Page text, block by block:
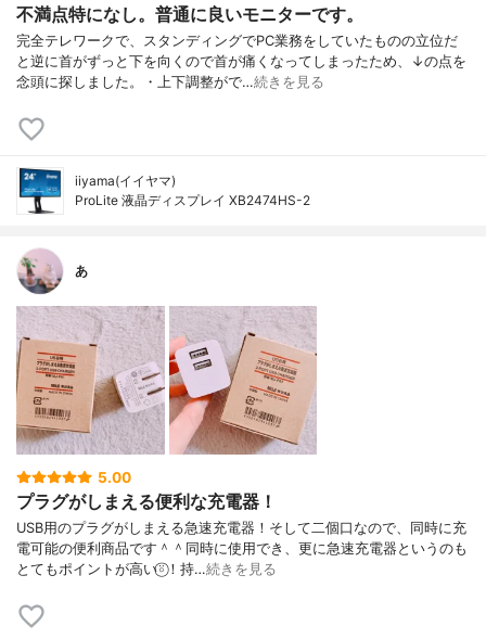
不満点特になし。普通に良いモニターです。
完全テレワークで、スタンディングでPC業務をしていたものの立位だ
と逆に首がずっと下を向くので首が痛くなってしまったため、↓の点を
念頭に探しました。・上下調整がで…続きを見る
iiyama(イイヤマ)
ProLite 液晶ディスプレイ XB2474HS-2
あ
5.00
プラグがしまえる便利な充電器！
USB用のプラグがしまえる急速充電器！そして二個口なので、同時に充
電可能の便利商品です＾＾同時に使用でき、更に急速充電器というのも
とてもポイントが高い⍤⃝︎！持…続きを見る